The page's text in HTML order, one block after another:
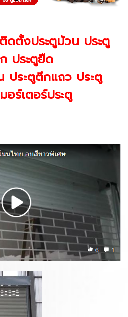
ดตั้งประตูม้วน ประตู
ประตูยืด
ประตูตึกแถว ประตู
อร์เตอร์ประตู